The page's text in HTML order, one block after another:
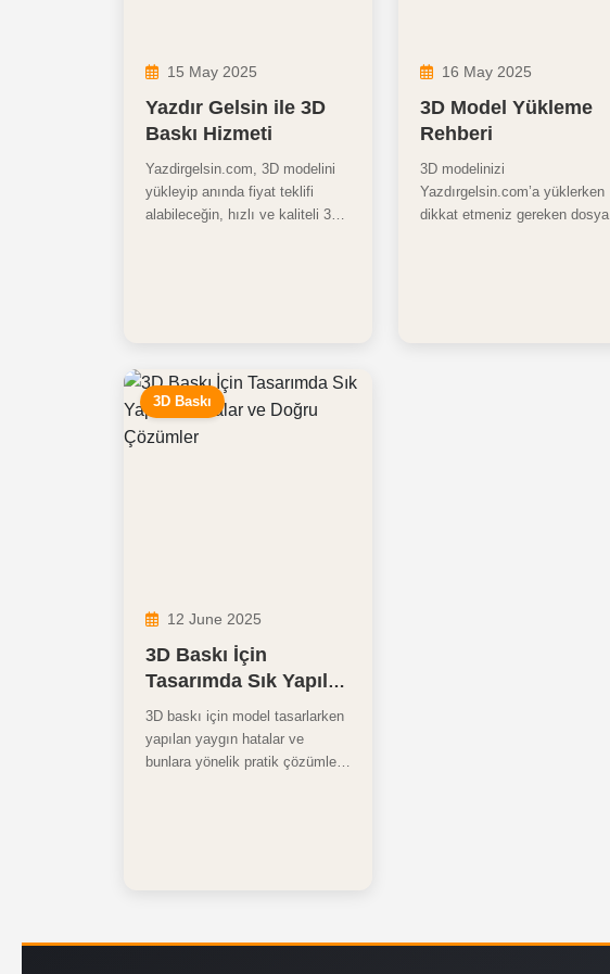
15 May 2025
Yazdır Gelsin ile 3D
Baskı Hizmeti
Yazdirgelsin.com, 3D modelini
yükleyip anında fiyat teklifi
alabileceğin, hızlı ve kaliteli 3D
16 May 2025
3D Model Yükleme
Rehberi
3D modelinizi
Yazdırgelsin.com’a yüklerken
dikkat etmeniz gereken dosya
3D Baskı
12 June 2025
3D Baskı İçin
Tasarımda Sık Yapılan
Hatalar ve Doğru
Çözümler
3D baskı için model tasarlarken
yapılan yaygın hatalar ve
bunlara yönelik pratik çözümler